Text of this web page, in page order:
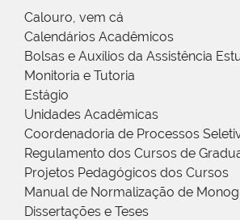
Calouro, vem cá
Calendários Acadêmicos
Bolsas e Auxílios da Assistência
Monitoria e Tutoria
Estágio
Unidades Acadêmicas
Coordenadoria de Processos
Regulamento dos Cursos de
Projetos Pedagógicos dos Cursos
Manual de Normalização de
Dissertações e Teses